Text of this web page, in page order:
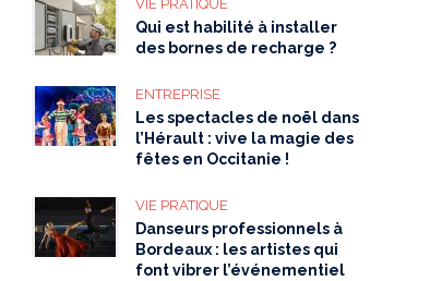
VIE PRATIQUE
Qui est habilité à installer
des bornes de recharge ?
ENTREPRISE
Les spectacles de noël dans
l’Hérault : vive la magie des
fêtes en Occitanie !
VIE PRATIQUE
Danseurs professionnels à
Bordeaux : les artistes qui
font vibrer l’événementiel